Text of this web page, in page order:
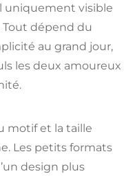
uniquement visible
Tout dépend du
au grand jour,
les deux amoureux
motif et la taille
Les petits formats
design plus